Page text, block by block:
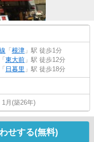
「 根津 」駅 徒歩1分
「 東大前 」駅 徒歩12分
「 日暮里 」駅 徒歩18分
1月(築26年)
せする(無料)